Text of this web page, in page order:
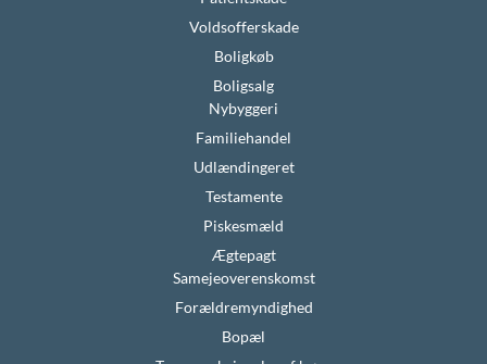
Voldsofferskade
Boligkøb
Boligsalg
Nybyggeri
Familiehandel
Udlændingeret
Testamente
Piskesmæld
Ægtepagt
Samejeoverenskomst
Forældremyndighed
Bopæl